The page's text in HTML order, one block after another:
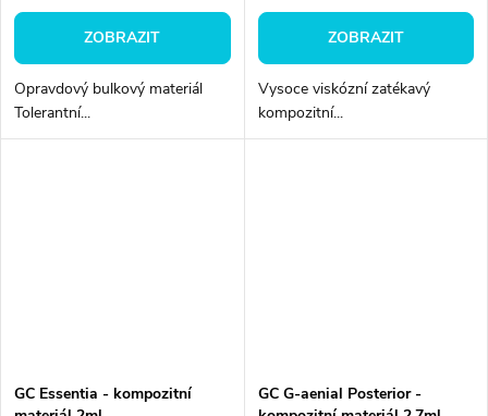
ZOBRAZIT
Opravdový bulkový materiál
Tolerantní...
ZOBRAZIT
Vysoce viskózní zatékavý
kompozitní...
GC Essentia - kompozitní
GC G-aenial Posterior -